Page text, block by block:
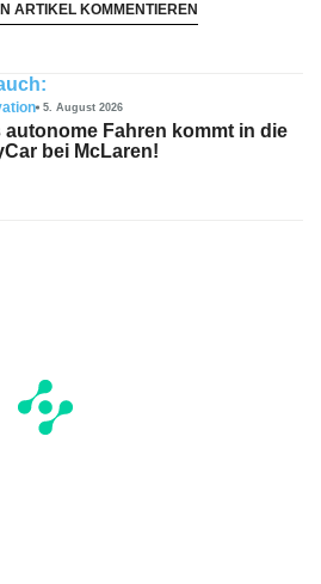
ARTIKEL KOMMENTIEREN
5. August 2026
autonome Fahren kommt in die
bei McLaren!